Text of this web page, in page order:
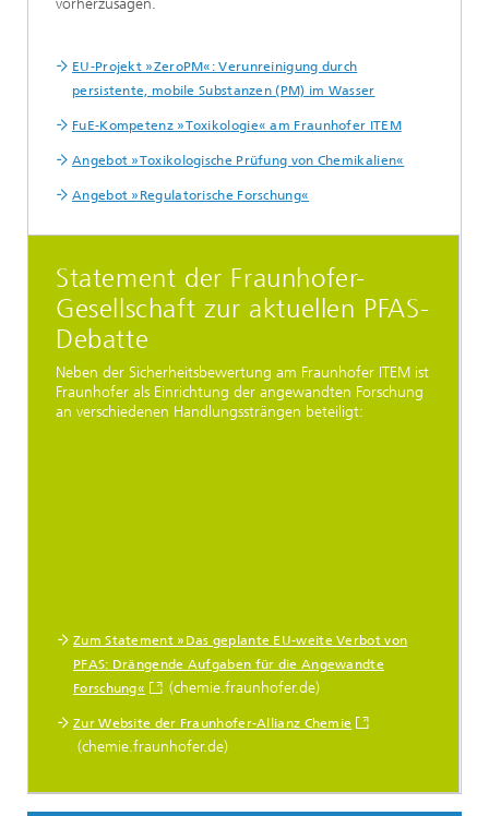
vorherzusagen.
EU-Projekt »ZeroPM«: Verunreinigung durch
persistente, mobile Substanzen (PM) im Wasser
FuE-Kompetenz »Toxikologie« am Fraunhofer ITEM
Angebot »Toxikologische Prüfung von Chemikalien«
Angebot »Regulatorische Forschung«
Statement der Fraunhofer-
Gesellschaft zur aktuellen PFAS-
Debatte
Neben der Sicherheitsbewertung am Fraunhofer ITEM ist
Fraunhofer als Einrichtung der angewandten Forschung
an verschiedenen Handlungssträngen beteiligt:
Zum Statement »Das geplante EU-weite Verbot von
PFAS: Drängende Aufgaben für die Angewandte
Forschung«
(chemie.fraunhofer.de)
Zur Website der Fraunhofer-Allianz Chemie
(chemie.fraunhofer.de)